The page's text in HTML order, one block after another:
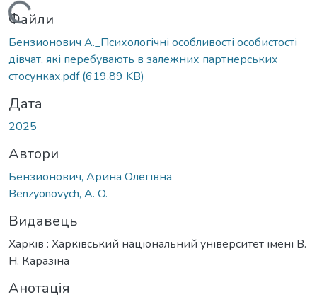
Файли
Бензионович А._Психологічні особливості особистості
дівчат, які перебувають в залежних партнерських
стосунках.pdf(619,89 KB)
Дата
2025
Автори
Бензионович, Арина Олегівна
Benzуonovych, A. O.
Видавець
Харків : Харківський національний університет імені В.
Н. Каразіна
Анотація